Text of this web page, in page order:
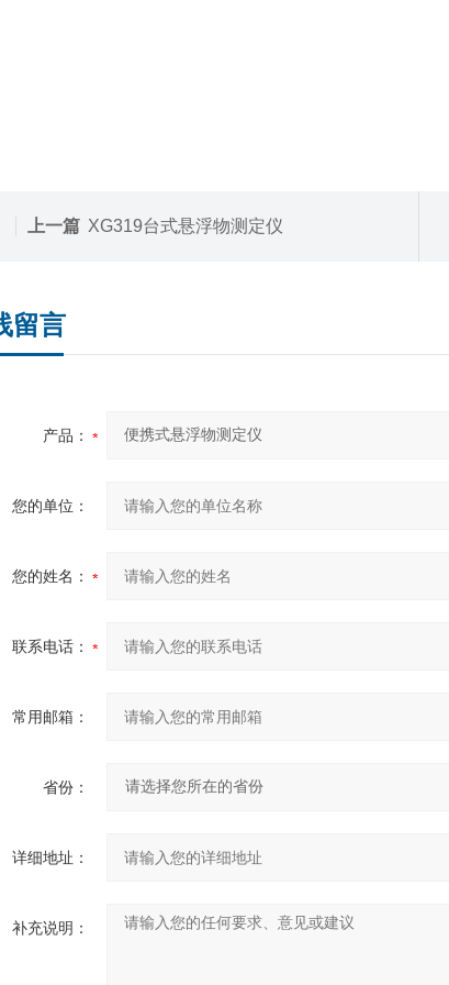
上一篇 XG319台式悬浮物测定仪
留言
产品：
您的单位：
您的姓名：
联系电话：
常用邮箱：
省份：
详细地址：
补充说明：